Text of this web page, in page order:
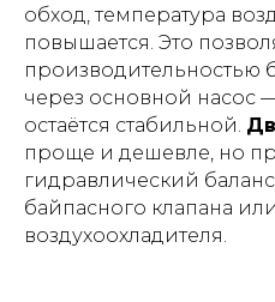
обход, температура
повышается. Это
производительностью
через основной насос
остаётся стабильной.
проще и дешевле, но
гидравлический
байпасного клапана
воздухоохладителя.